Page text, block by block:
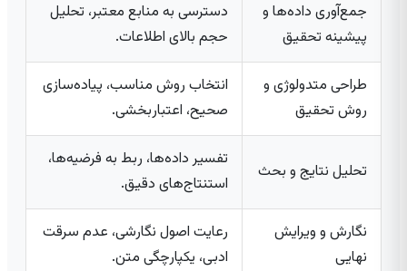
جمع‌آوری داده‌ها و
پیشینه تحقیق
دسترسی به منابع معتبر، تحلیل
حجم بالای اطلاعات.
طراحی متدولوژی و
روش تحقیق
انتخاب روش مناسب، پیاده‌سازی
صحیح، اعتباربخشی.
تحلیل نتایج و بحث
تفسیر داده‌ها، ربط به فرضیه‌ها،
استنتاج‌های دقیق.
نگارش و ویرایش
نهایی
رعایت اصول نگارشی، عدم سرقت
ادبی، یکپارچگی متن.